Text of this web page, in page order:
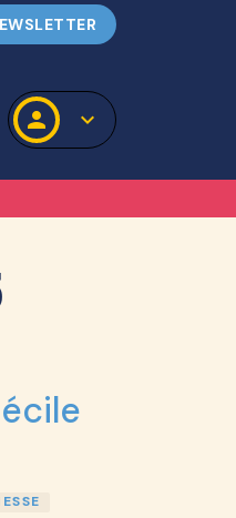
personn keyboard_arrow_down
search